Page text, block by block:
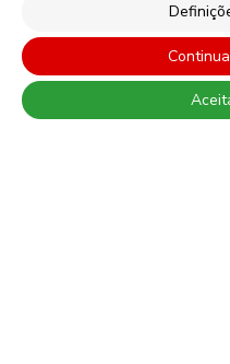
São sempre de admitir
nos diferentes monitores. Para
recomenda que faça um teste